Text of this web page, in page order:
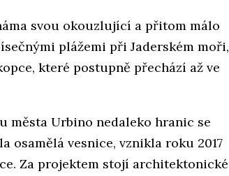
svou okouzlující a přitom málo
plážemi při Jaderském moři,
které postupně přechází až ve
města Urbino nedaleko hranic se
osamělá vesnice, vznikla roku 2017
Za projektem stojí architektonické